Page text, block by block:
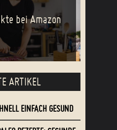
bei Amazon
ARTIKEL
EINFACH GESUND